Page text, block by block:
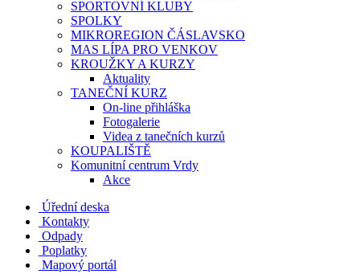
SPORTOVNÍ KLUBY
SPOLKY
MIKROREGION ČÁSLAVSKO
MAS LÍPA PRO VENKOV
KROUŽKY A KURZY
Aktuality
TANEČNÍ KURZ
On-line přihláška
Fotogalerie
Videa z tanečních kurzů
KOUPALIŠTĚ
Komunitní centrum Vrdy
Akce
Úřední deska
Kontakty
Odpady
Poplatky
Mapový portál